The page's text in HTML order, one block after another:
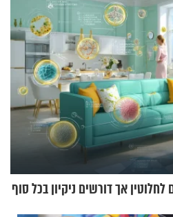
לחלוטין אך דורשים ניקיון בכל סוף